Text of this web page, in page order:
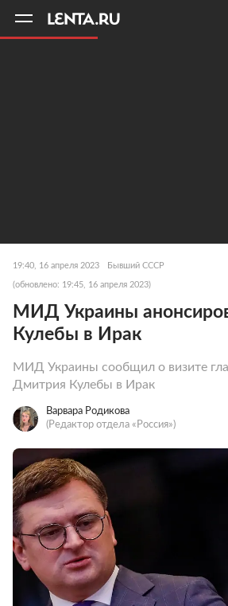
19:40, 16 апреля 2023 Бывший СССР
(обновлено: 19:45, 16 апреля 2023)
МИД Украины
Кулебы в Ирак
МИД Украины сообщил о визите
Дмитрия Кулебы в Ирак
Варвара Родикова
(Редактор отдела «Россия»)